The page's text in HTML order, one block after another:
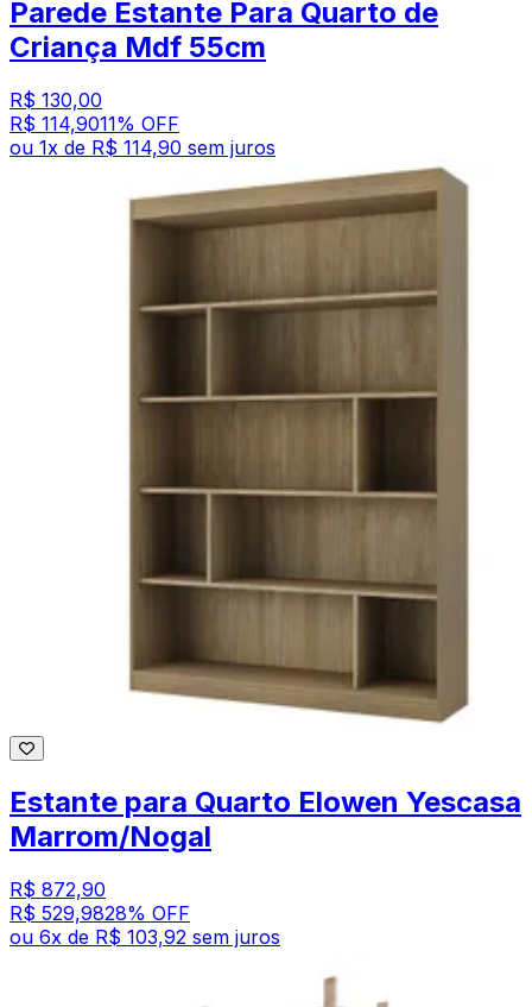
Parede Estante Para Quarto de
Criança Mdf 55cm
R$ 130,00
R$ 114,9011% OFF
ou 1x de R$ 114,90 sem juros
Estante para Quarto Elowen Yescasa
Marrom/Nogal
R$ 872,90
R$ 529,9828% OFF
ou 6x de R$ 103,92 sem juros